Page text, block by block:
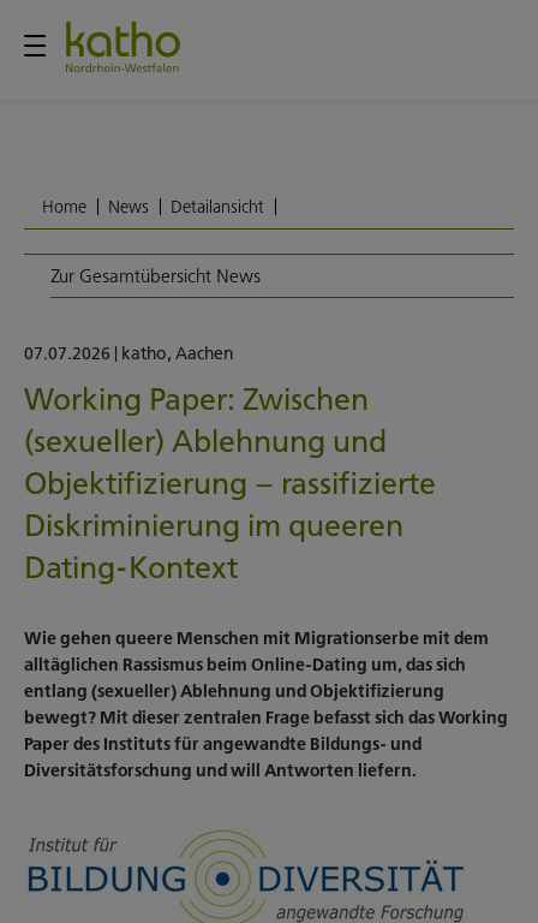
Home News Detailansicht
Zur Gesamtübersicht News
07.07.2026 katho, Aachen
Working Paper: Zwischen
(sexueller) Ablehnung und
Objektifizierung – rassifizierte
Diskriminierung im queeren
Dating-Kontext
Wie gehen queere Menschen mit Migrationserbe mit dem
alltäglichen Rassismus beim Online-Dating um, das sich
entlang (sexueller) Ablehnung und Objektifizierung
bewegt? Mit dieser zentralen Frage befasst sich das Working
Paper des Instituts für angewandte Bildungs- und
Diversitätsforschung und will Antworten liefern.